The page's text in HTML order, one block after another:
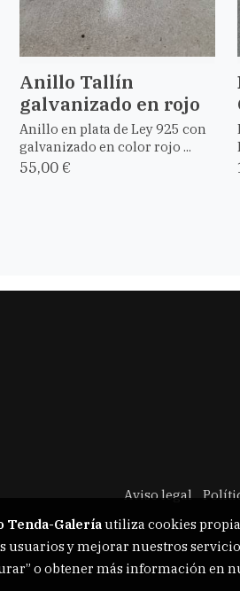
Anillo Tallín
galvanizado en rojo
Anillo en plata de Ley 925 con
galvanizado en color rojo ...
55,00 €
Aviso legal
Tenda-Galeríautiliza cookies
usuarios y mejorar nuestros
o obtener más información en